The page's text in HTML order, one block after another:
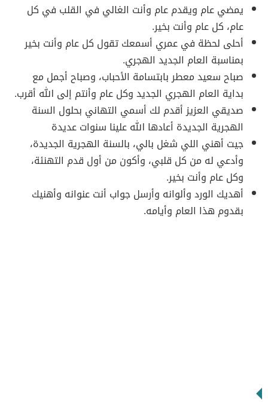
يمضي عام ويقدم عام وأنت الغالي في القلب في كل
عام، كل عام وأنت بخير.
أحلى لحظة في عمري أسمعك تقول كل عام وأنت بخير
بمناسبة العام الجديد الهجري.
صباح سعيد معطر بابتسامة الأحباب، وصباح أجمل مع
بداية العام الهجري الجديد وكل عام وأنتم إلى الله أقرب.
صديقي العزيز أقدم لك أسمي التهاني بحلول السنة
الهجرية الجديدة أعادها الله علينا سنوات عديدة
جيت أهني اللي شغل بالي، بالسنة الهجرية الجديدة،
وأدعي له من كل قلبي، وأكون من أول قدم التهنئة،
وكل عام وأنت بخير.
أهديك الورد وألوانه وأرسل جواب أنت عنوانه وأهنيك
بقدوم هذا العام وأيامه.